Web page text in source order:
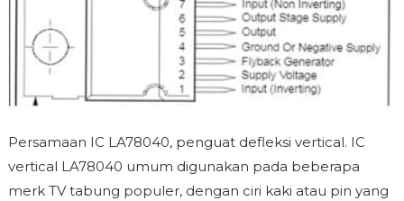
Persamaan IC LA78040, penguat defleksi vertical. IC
vertical LA78040 umum digunakan pada beberapa
merk TV tabung populer, dengan ciri kaki atau pin yang